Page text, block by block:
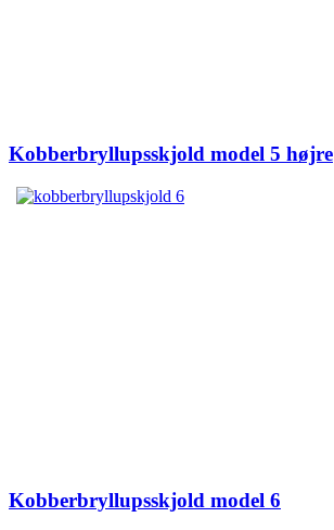
Kobberbryllupsskjold model 5 højre
Kobberbryllupsskjold model 6